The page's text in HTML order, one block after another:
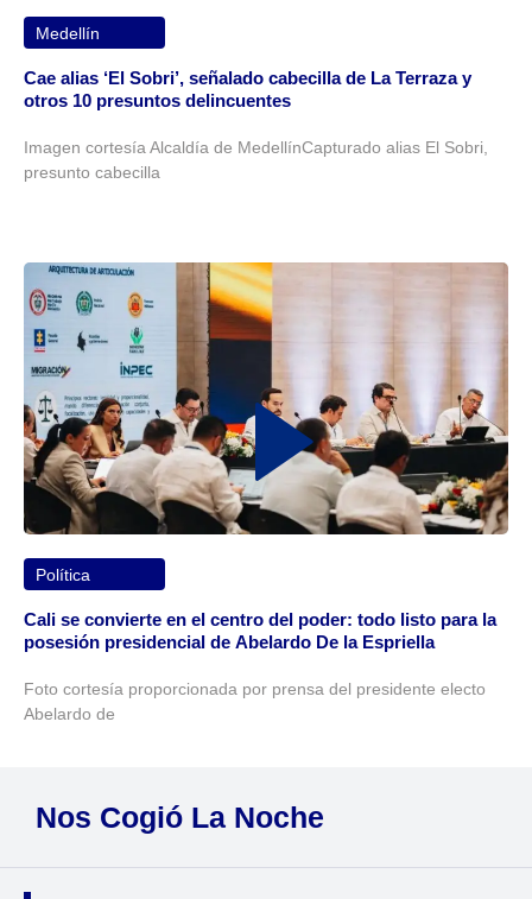
Medellín
Cae alias ‘El Sobri’, señalado cabecilla de La Terraza y
otros 10 presuntos delincuentes
Imagen cortesía Alcaldía de MedellínCapturado alias El Sobri,
presunto cabecilla
Política
Cali se convierte en el centro del poder: todo listo para la
posesión presidencial de Abelardo De la Espriella
Foto cortesía proporcionada por prensa del presidente electo
Abelardo de
Nos Cogió La Noche